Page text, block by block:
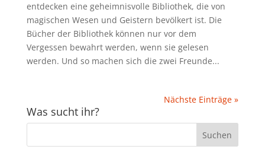
entdecken eine geheimnisvolle Bibliothek, die von
magischen Wesen und Geistern bevölkert ist. Die
Bücher der Bibliothek können nur vor dem
Vergessen bewahrt werden, wenn sie gelesen
werden. Und so machen sich die zwei Freunde...
Nächste Einträge »
Was sucht ihr?